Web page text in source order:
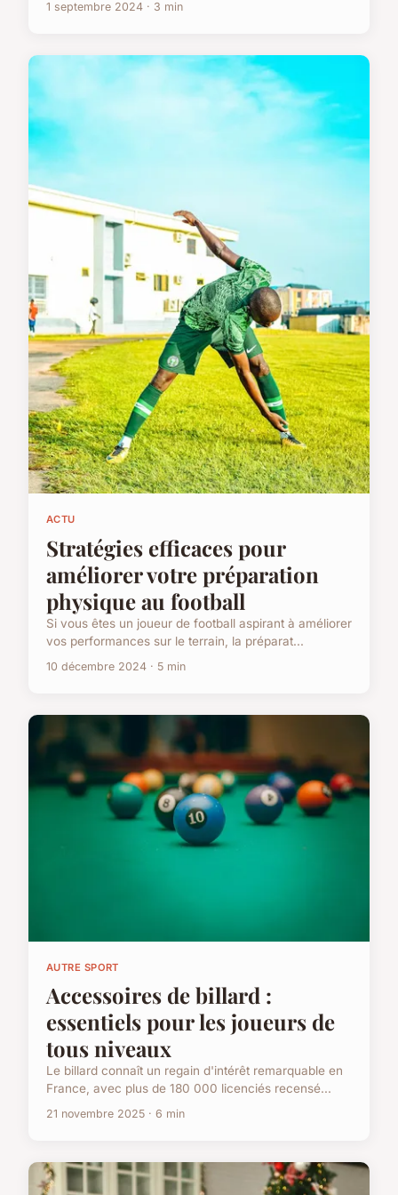
1 septembre 2024 · 3 min
ACTU
Stratégies efficaces pour
améliorer votre préparation
physique au football
Si vous êtes un joueur de football aspirant à améliorer
vos performances sur le terrain, la préparat...
10 décembre 2024 · 5 min
AUTRE SPORT
Accessoires de billard :
essentiels pour les joueurs de
tous niveaux
Le billard connaît un regain d'intérêt remarquable en
France, avec plus de 180 000 licenciés recensé...
21 novembre 2025 · 6 min